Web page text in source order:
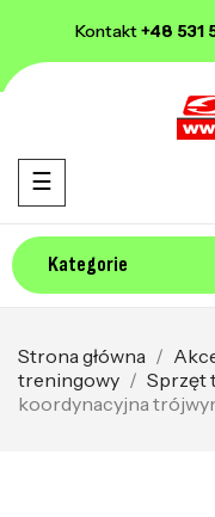
Kontakt+48 531
Kategorie
Toggle navigation
☰
Strona główna
treningowy
Sprzęt
koordynacyjna